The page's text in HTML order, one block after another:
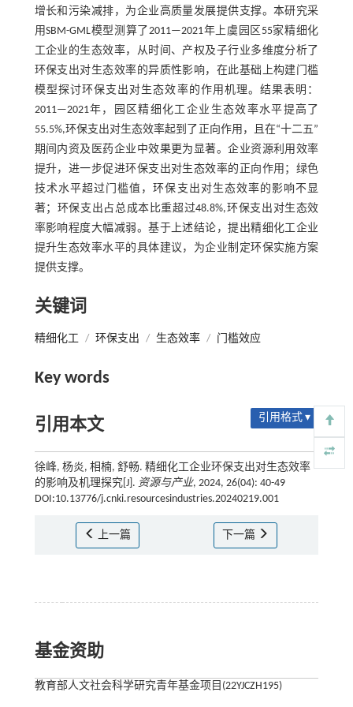
增长和污染减排，为企业高质量发展提供支撑。本研究采
用SBM-GML模型测算了2011—2021年上虞园区55家精细化
工企业的生态效率，从时间、产权及子行业多维度分析了
环保支出对生态效率的异质性影响，在此基础上构建门槛
模型探讨环保支出对生态效率的作用机理。结果表明：
2011—2021年，园区精细化工企业生态效率水平提高了
55.5%,环保支出对生态效率起到了正向作用，且在“十二五”
期间内资及医药企业中效果更为显著。企业资源利用效率
提升，进一步促进环保支出对生态效率的正向作用；绿色
技术水平超过门槛值，环保支出对生态效率的影响不显
著；环保支出占总成本比重超过48.8%,环保支出对生态效
率影响程度大幅减弱。基于上述结论，提出精细化工企业
提升生态效率水平的具体建议，为企业制定环保实施方案
提供支撑。
关键词
精细化工 / 环保支出 / 生态效率 / 门槛效应
Key words
引用本文 引用格式 ▾
徐峰, 杨炎, 相楠, 舒畅. 精细化工企业环保支出对生态效率
的影响及机理探究[J]. 资源与产业, 2024, 26(04): 40-49
DOI:10.13776/j.cnki.resourcesindustries.20240219.001
上一篇 下一篇
基金资助
教育部人文社会科学研究青年基金项目(22YJCZH195)